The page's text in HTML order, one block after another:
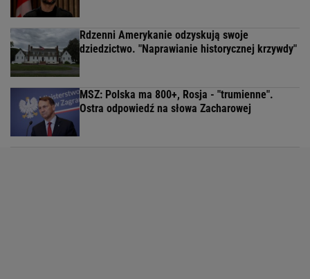
Rdzenni Amerykanie odzyskują swoje
dziedzictwo. "Naprawianie historycznej krzywdy"
MSZ: Polska ma 800+, Rosja - "trumienne".
Ostra odpowiedź na słowa Zacharowej